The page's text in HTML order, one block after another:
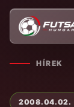
HÍREK
2008.04.02.